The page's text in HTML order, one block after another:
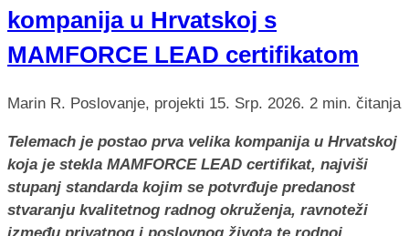
kompanija u Hrvatskoj s
MAMFORCE LEAD certifikatom
Marin R. Poslovanje, projekti 15. Srp. 2026. 2 min. čitanja
Telemach je postao prva velika kompanija u Hrvatskoj
koja je stekla MAMFORCE LEAD certifikat, najviši
stupanj standarda kojim se potvrđuje predanost
stvaranju kvalitetnog radnog okruženja, ravnoteži
između privatnog i poslovnog života te rodnoj